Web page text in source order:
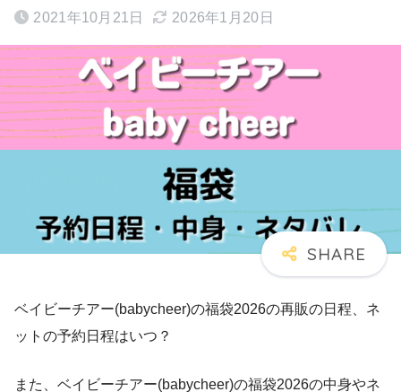
2021年10月21日 2026年1月20日
ベイビーチアー(babycheer)の福袋2026の再販の日程、ネ
ットの予約日程はいつ？
また、ベイビーチアー(babycheer)の福袋2026の中身やネ